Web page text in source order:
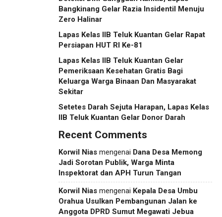
Bangkinang Gelar Razia Insidentil Menuju
Zero Halinar
Lapas Kelas IIB Teluk Kuantan Gelar Rapat
Persiapan HUT RI Ke-81
Lapas Kelas IIB Teluk Kuantan Gelar
Pemeriksaan Kesehatan Gratis Bagi
Keluarga Warga Binaan Dan Masyarakat
Sekitar
Setetes Darah Sejuta Harapan, Lapas Kelas
IIB Teluk Kuantan Gelar Donor Darah
Recent Comments
Korwil Nias mengenai Dana Desa Memong
Jadi Sorotan Publik, Warga Minta
Inspektorat dan APH Turun Tangan
Korwil Nias mengenai Kepala Desa Umbu
Orahua Usulkan Pembangunan Jalan ke
Anggota DPRD Sumut Megawati Jebua